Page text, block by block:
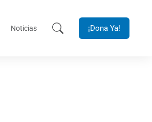
Noticias ¡Dona Ya!